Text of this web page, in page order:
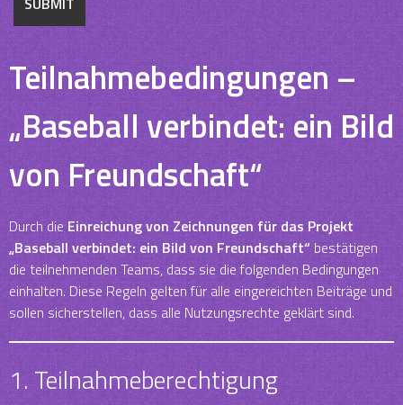
Teilnahmebedingungen –
„Baseball verbindet: ein Bild
von Freundschaft“
Durch die Einreichung von Zeichnungen für das Projekt
„Baseball verbindet: ein Bild von Freundschaft“ bestätigen
die teilnehmenden Teams, dass sie die folgenden Bedingungen
einhalten. Diese Regeln gelten für alle eingereichten Beiträge und
sollen sicherstellen, dass alle Nutzungsrechte geklärt sind.
1. Teilnahmeberechtigung